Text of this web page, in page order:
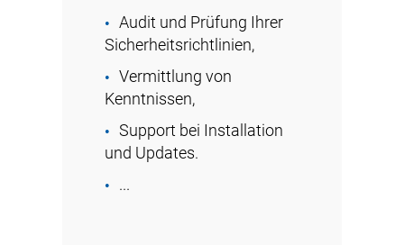
Audit und Prüfung Ihrer
Sicherheitsrichtlinien,
Vermittlung von
Kenntnissen,
Support bei Installation
und Updates.
...